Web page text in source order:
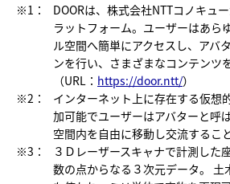
※1：
DOORは、株式会社NTTコノキュ
ラットフォーム。ユーザーはあら
ル空間へ簡単にアクセスし、アバ
ンを行い、さまざまなコンテンツ
（URL： https://door.ntt/）
※2：
インターネット上に存在する仮想
加可能でユーザーはアバターと呼
空間内を自由に移動し交流するこ
※3：
３Ｄレーザースキャナで計測した
数の点からなる３次元データ。 土